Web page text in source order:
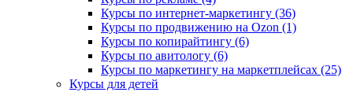
Курсы по интернет-маркетингу (36)
Курсы по продвижению на Ozon (1)
Курсы по копирайтингу (6)
Курсы по авитологу (6)
Курсы по маркетингу на маркетплейсах (25)
Курсы для детей